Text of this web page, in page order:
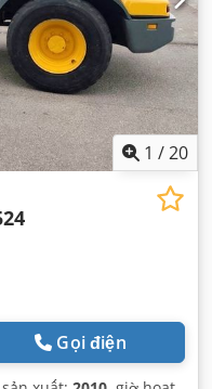
1 /20
Gọi điện